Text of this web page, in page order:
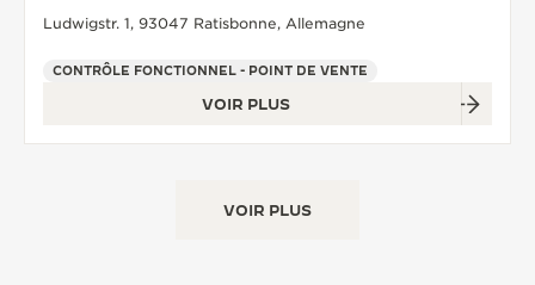
Ludwigstr. 1, 93047 Ratisbonne, Allemagne
CONTRÔLE FONCTIONNEL - POINT DE VENTE
VOIR PLUS
VOIR PLUS